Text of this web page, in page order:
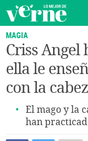
MAGIA
Criss Angel
ella le
con la
El mago y la
han